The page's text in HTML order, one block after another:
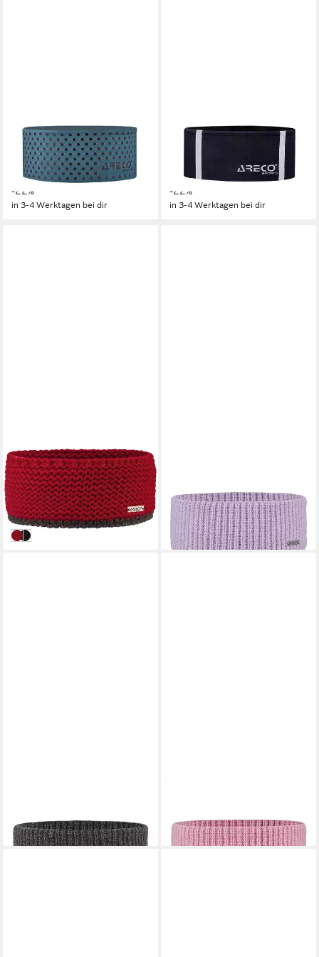
ARECO
Stirnband Stirnband
reflective
17,95 € UVP22,95 €
-22%
in 3-4 Werktagen bei dir
ARECO
17,95 € 22,95 €
-22%
in 3-4 Werktagen bei dir
ARECO
Stirnband Stirnband - rot
20,69 € UVP22,99 €
-10%
in 4-5 Werktagen bei dir
rotschwarz
27,11 €
in 3-4 Werktagen bei dir
27,11 €
in 3-4 Werktagen bei dir
27,11 €
in 3-4 Werktagen bei dir